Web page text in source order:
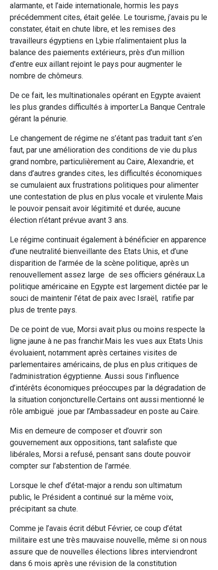
alarmante, et l’aide internationale, hormis les pays
précédemment cites, était gelée. Le tourisme, j’avais pu le
constater, était en chute libre, et les remises des
travailleurs égyptiens en Lybie n’alimentaient plus la
balance des paiements extérieurs, près d’un million
d’entre eux aillant rejoint le pays pour augmenter le
nombre de chômeurs.
De ce fait, les multinationales opérant en Egypte avaient
les plus grandes difficultés à importer.La Banque Centrale
gérant la pénurie.
Le changement de régime ne s’étant pas traduit tant s’en
faut, par une amélioration des conditions de vie du plus
grand nombre, particulièrement au Caire, Alexandrie, et
dans d’autres grandes cites, les difficultés économiques
se cumulaient aux frustrations politiques pour alimenter
une contestation de plus en plus vocale et virulente.Mais
le pouvoir pensait avoir légitimité et durée, aucune
élection n’étant prévue avant 3 ans.
Le régime continuait également à bénéficier en apparence
d’une neutralité bienveillante des Etats Unis, et d’une
disparition de l’armée de la scène politique, après un
renouvellement assez large de ses officiers généraux.La
politique américaine en Egypte est largement dictée par le
souci de maintenir l’état de paix avec Israël, ratifie par
plus de trente pays.
De ce point de vue, Morsi avait plus ou moins respecte la
ligne jaune à ne pas franchir.Mais les vues aux Etats Unis
évoluaient, notamment après certaines visites de
parlementaires américains, de plus en plus critiques de
l’administration égyptienne. Aussi sous l’influence
d’intérêts économiques préoccupes par la dégradation de
la situation conjoncturelle.Certains ont aussi mentionné le
rôle ambiguë joue par l’Ambassadeur en poste au Caire.
Mis en demeure de composer et d’ouvrir son
gouvernement aux oppositions, tant salafiste que
libérales, Morsi a refusé, pensant sans doute pouvoir
compter sur l’abstention de l’armée.
Lorsque le chef d’état-major a rendu son ultimatum
public, le Président a continué sur la même voix,
précipitant sa chute.
Comme je l’avais écrit début Février, ce coup d’état
militaire est une très mauvaise nouvelle, même si on nous
assure que de nouvelles élections libres interviendront
dans 6 mois après une révision de la constitution